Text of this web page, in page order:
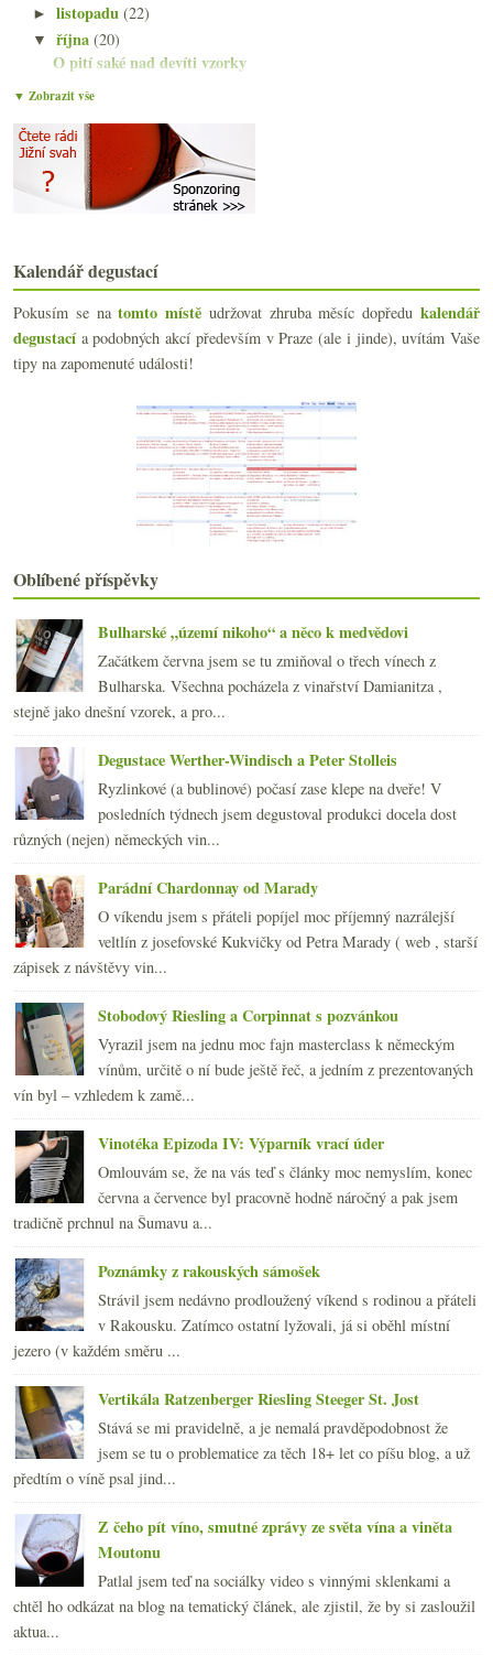
►listopadu(22)
▼října(20)
O pití saké nad devíti vzorky
Bordeaux plné spáleného dřeva
Výsledky ankety „Recyklujete vinné lahve?“
Válka klonů aneb jméno odrůdy nestačí
Japonské lázeňské městečko a „dietní“ večeře
Tři fajn červená a podzimní menu
Úvod do saké III. – Historie ve zkratce
Něco veltlínu s lepenicí a poznámky z Wachau
Bílý Montus, Sonoma Pinot a krásný Ryzlink
Výsledky ankety „Saké?“
Salát z popelníku, porno a „divné“ Japonsko
Úvod do saké II. – Druhy a styly saké
Yakitori aneb kuřecí obžerství
Japonské highballs – čůhaj a ti další
Japonský krab salutuje české výpravě
Svačinový generátor odpadního materiálu
► srpna(22)
►července(14)
►června(22)
► května
►dubna
března
února
►ledna (20)
►2009(249)
►2008(270)
►2007(108)
▼ Zobrazit vše
Kalendář degustací
Pokusím se natomto místě udržovat zhruba měsíc dopředukalendář
degustacía podobných akcí především v Praze (ale i jinde), uvítám Vaše
tipy na zapomenuté události!
Oblíbené příspěvky
Bulharské „území nikoho“ a něco k medvědovi
Začátkem června jsem se tu zmiňoval o třech vínech z
Bulharska. Všechna pocházela z vinařství Damianitza ,
stejně jako dnešní vzorek, a pro...
Degustace Werther-Windisch a Peter Stolleis
Ryzlinkové (a bublinové) počasí zase klepe na dveře! V
posledních týdnech jsem degustoval produkci docela dost
různých (nejen) německých vin...
Parádní Chardonnay od Marady
O víkendu jsem s přáteli popíjel moc příjemný nazrálejší
veltlín z josefovské Kukvičky od Petra Marady ( web , starší
zápisek z návštěvy vin...
Stobodový Riesling a Corpinnat s pozvánkou
Vyrazil jsem na jednu moc fajn masterclass k německým
vínům, určitě o ní bude ještě řeč, a jedním z prezentovaných
vín byl – vzhledem k zamě...
Vinotéka Epizoda IV: Výparník vrací úder
Omlouvám se, že na vás teď s články moc nemyslím, konec
června a července byl pracovně hodně náročný a pak jsem
tradičně prchnul na Šumavu a...
Poznámky z rakouských sámošek
Strávil jsem nedávno prodloužený víkend s rodinou a přáteli
v Rakousku. Zatímco ostatní lyžovali, já si oběhl místní
jezero (v každém směru ...
Vertikála Ratzenberger Riesling Steeger St. Jost
Stává se mi pravidelně, a je nemalá pravděpodobnost že
jsem se tu o problematice za těch 18+ let co píšu blog, a už
předtím o víně psal jind...
Z čeho pít víno, smutné zprávy ze světa vína a viněta
Moutonu
Patlal jsem teď na sociálky video s vinnými sklenkami a
chtěl ho odkázat na blog na tematický článek, ale zjistil, že by si zasloužil
aktua...